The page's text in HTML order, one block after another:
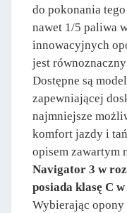
do pokonania
nawet 1/5 paliwa
innowacyjnych
jest
Dostępne są
zapewniającej
najmniejsze
komfort jazdy i
opisem zawartym
Navigator 3 w
posiada klasę C
Wybierając opony